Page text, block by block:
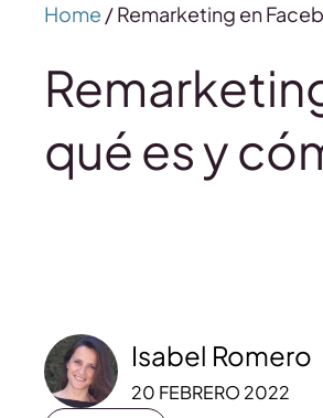
Home /Remarketing en
qué es y
Isabel Romero
20 FEBRERO 2022